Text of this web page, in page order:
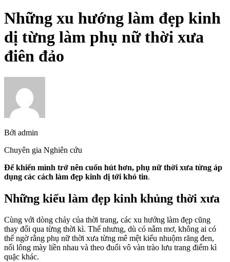
Những xu hướng làm đẹp kinh
dị từng làm phụ nữ thời xưa
điên đảo
Bởi admin
Chuyên gia Nghiên cứu
Để khiến mình trở nên cuốn hút hơn, phụ nữ thời xưa từng áp
dụng các cách làm đẹp kinh dị tới khó tin.
Những kiểu làm đẹp kinh khủng thời xưa
Cùng với dòng chảy của thời trang, các xu hướng làm đẹp cũng
thay đổi qua từng thời kì. Thế nhưng, dù có nằm mơ, không ai có
thể ngờ rằng phụ nữ thời xưa từng mê mệt kiểu nhuộm răng đen,
nối lông mày liền nhau và theo đuổi vô vàn trào lưu trang điểm kì
quặc khác.